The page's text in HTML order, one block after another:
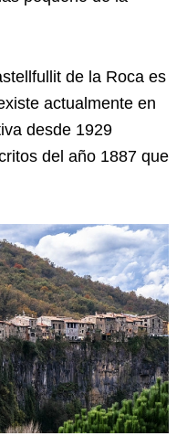
de la Roca es
actualmente en
desde 1929
del año 1887 que